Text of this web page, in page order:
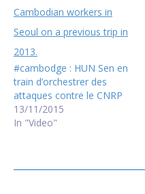
#cambodge : HUN Sen en
train d’orchestrer des
attaques contre le CNRP
13/11/2015
In "Video"